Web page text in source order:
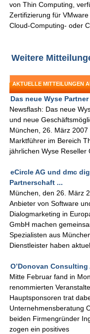
von Thin Computing,
Zertifizierung für
Cloud-Computing- oder
Weitere
AKTUELLE MITTEILUNGEN
Das neue Wyse
Newsflash: Das neue
und neue
München, 26. März
Marktführer im Bereich
jährlichen Wyse Reseller
eCircle AG und dmc
Partnerschaft ...
München, den 26. März
Anbieter von Software
Dialogmarketing in
GmbH machen
Spezialisten aus
Dienstleister haben aktuel
O’Donovan Consulting
Mitte Februar fand in
renommierten
Hauptsponsoren trat
Unternehmensberatung
beiden Firmengründer
zogen ein positives